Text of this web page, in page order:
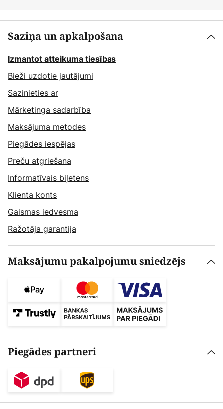
Saziņa un apkalpošana
Izmantot atteikuma tiesības
Bieži uzdotie jautājumi
Sazinieties ar
Mārketinga sadarbība
Maksājuma metodes
Piegādes iespējas
Preču atgriešana
Informatīvais biļetens
Klienta konts
Gaismas iedvesma
Ražotāja garantija
Maksājumu pakalpojumu sniedzējs
Piegādes partneri